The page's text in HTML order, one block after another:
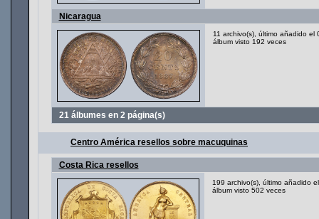
Nicaragua
11 archivo(s), último añadido
álbum visto 192 veces
21 álbumes en 2 página(s)
Centro América resellos sobre macuquinas
Costa Rica resellos
199 archivo(s), último añadido
álbum visto 502 veces